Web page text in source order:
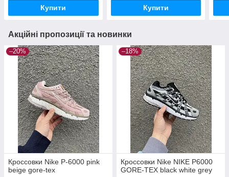
Купити Купити
Акційні пропозиції та новинки
–20%
Кроссовки Nike P-6000 pink
beige gore-tex
–18%
Кроссовки Nike NIKE P6000
GORE-TEX black white grey